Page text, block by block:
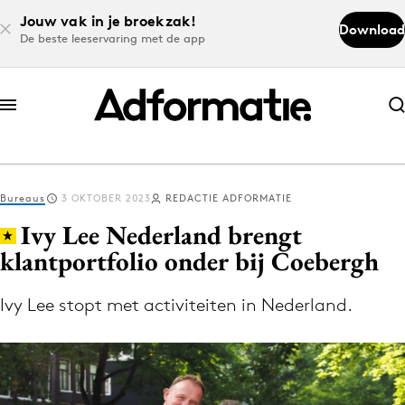
Jouw vak in je broekzak!
De beste leeservaring met de app
Download
Abonneer nu
Abonneer nu
Log in
Volg het laatste nieuws via de Adformatie
Bureaus 3 OKTOBER 2023 REDACTIE ADFORMATIE
Ivy Lee Nederland brengt
klantportfolio onder bij Coebergh
Ivy Lee stopt met activiteiten in Nederland.